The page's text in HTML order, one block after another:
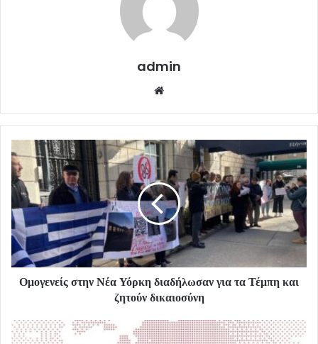
admin
Ομογενείς στην Νέα Υόρκη διαδήλωσαν για τα Τέμπη και
ζητούν δικαιοσύνη